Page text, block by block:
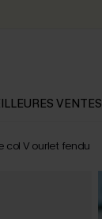
VENTES
col V ourlet fendu